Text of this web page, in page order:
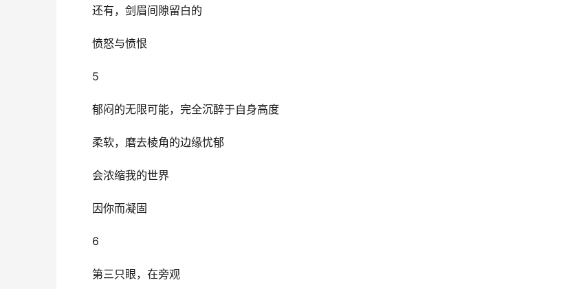
还有，剑眉间隙留白的
愤怒与愤恨
5
郁闷的无限可能，完全沉醉于自身高度
柔软，磨去棱角的边缘忧郁
会浓缩我的世界
因你而凝固
6
第三只眼，在旁观